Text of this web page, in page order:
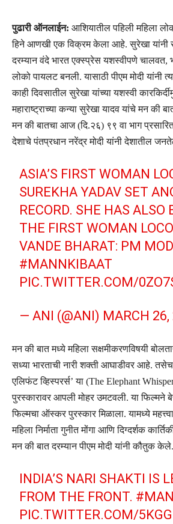
पुढारी ऑनलाईन: आशियातील पहिली महिला
हिने आणखी एक विक्रम केला आहे. सुरेखा यांनी
दरम्यान वंदे भारत एक्स्प्रेस यशस्वीपणे चालवत,
लोको पायलट बनली. यासाठी पीएम मोदी यांनी
काही दिवसातील सुरेखा यांच्या यशस्वी
महाराष्ट्राच्या कन्या सुरेखा यादव यांचे मन
मन की बातचा आज (दि.२६) ९९ वा भाग
देशाचे पंतप्रधान नरेंद्र मोदी यांनी देशातील
ASIA’S FIRST WOMAN
SUREKHA YADAV SET
RECORD. SHE HAS ALSO
THE FIRST WOMAN
VANDE BHARAT: PM
#MANNKIBAAT
PIC.TWITTER.COM/
— ANI (@ANI) MARCH 26,
मन की बात मध्ये महिला सक्षमीकरणविषयी
सध्या भारताची नारी शक्ती आघाडीवर आहे.
एलिफंट व्हिस्परर्स’ या (The Elephant
पुरस्‍कारावर आपली मोहर उमटवली. या फिल्मने
फिल्मचा ऑस्कर पुरस्कार मिळाला. यामध्ये
महिला निर्माता गुनीत मोंगा आणि दिग्दर्शक
मन की बात दरम्यान पीएम मोदी यांनी कौतुक केले.
INDIA’S NARI SHAKTI IS
FROM THE FRONT.
PIC.TWITTER.COM/